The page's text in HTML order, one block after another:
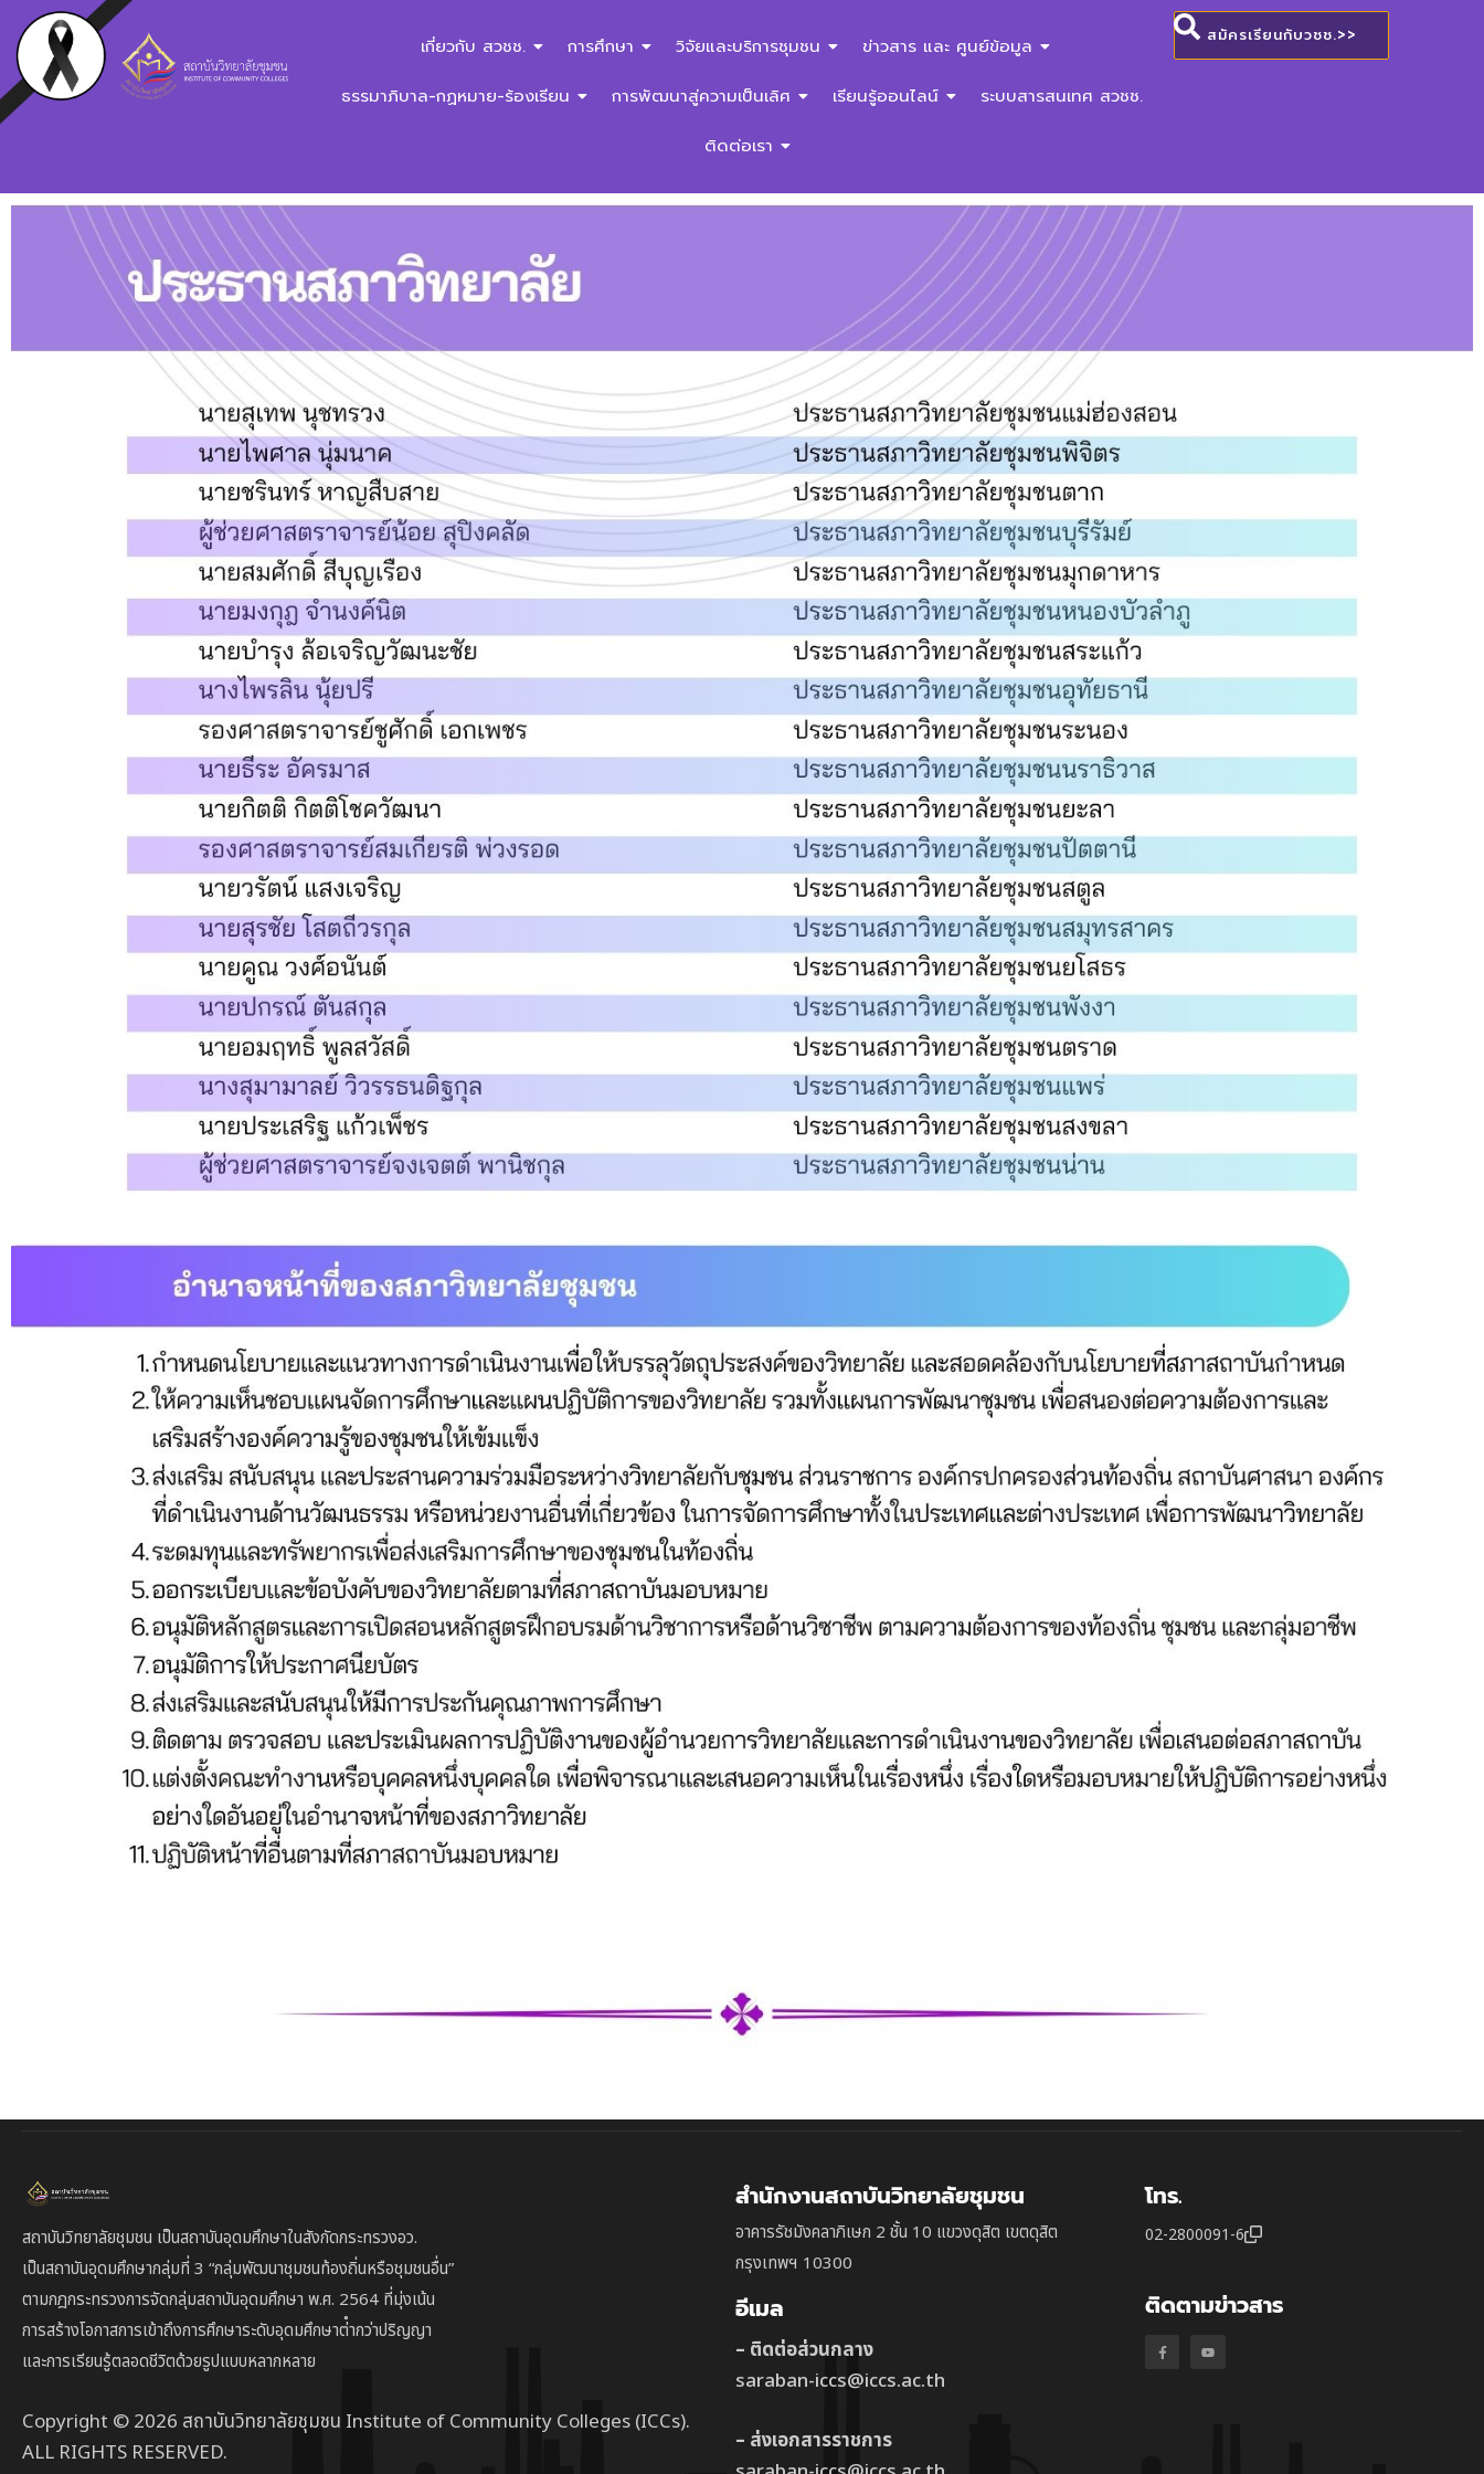
เกี่ยวกับ สวชช. การศึกษา วิจัยและบริการชุมชน ข่าวสาร และ ศูนย์ข้อมูล
ธรรมาภิบาล-กฏหมาย-ร้องเรียน การพัฒนาสู่ความเป็นเลิศ เรียนรู้ออนไลน์ ระบบสารสนเทศ สวชช.
ติดต่อเรา
สมัครเรียนกับวชช.>>
สถาบันวิทยาลัยชุมชน เป็นสถาบันอุดมศึกษาในสังกัดกระทรวงอว.
เป็นสถาบันอุดมศึกษากลุ่มที่ 3 “กลุ่มพัฒนาชุมชนท้องถิ่นหรือชุมชนอื่น”
ตามกฎกระทรวงการจัดกลุ่มสถาบันอุดมศึกษา พ.ศ. 2564 ที่มุ่งเน้น
การสร้างโอกาสการเข้าถึงการศึกษาระดับอุดมศึกษาต่ํากว่าปริญญา
และการเรียนรู้ตลอดชีวิตด้วยรูปแบบหลากหลาย
Copyright © 2026 สถาบันวิทยาลัยชุมชน Institute of Community Colleges (ICCs).
ALL RIGHTS RESERVED.
สำนักงานสถาบันวิทยาลัยชุมชน
อาคารรัชมังคลาภิเษก 2 ชั้น 10 แขวงดุสิต เขตดุสิต
กรุงเทพฯ 10300
อีเมล
– ติดต่อส่วนกลาง
saraban-iccs@iccs.ac.th
– ส่งเอกสารราชการ
โทร.
02-2800091-6
ติดตามข่าวสาร